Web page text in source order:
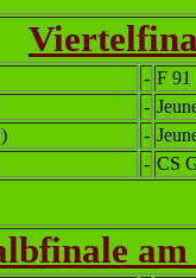
- F
-
-
- CS
am